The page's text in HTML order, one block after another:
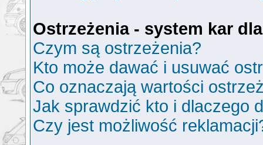
Ostrzeżenia - system kar
Czym są ostrzeżenia?
Kto może dawać i usuwać
Co oznaczają wartości
Jak sprawdzić kto i dlaczego
Czy jest możliwość